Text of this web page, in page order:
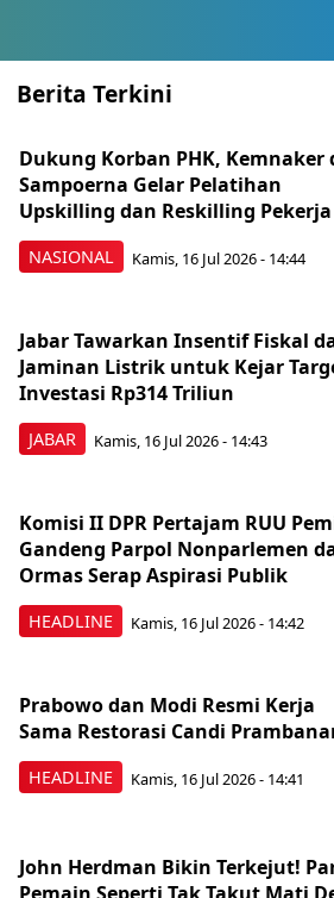
Berita Terkini
NASIONAL
Dukung Korban PHK, Kemnaker
Sampoerna Gelar Pelatihan
Upskilling dan Reskilling Pekerja
Kamis, 16 Jul 2026 - 14:44
JABAR
Jabar Tawarkan Insentif Fiskal
Jaminan Listrik untuk Kejar
Investasi Rp314 Triliun
Kamis, 16 Jul 2026 - 14:43
HEADLINE
Komisi II DPR Pertajam RUU
Gandeng Parpol Nonparlemen
Ormas Serap Aspirasi Publik
Kamis, 16 Jul 2026 - 14:42
HEADLINE
Prabowo dan Modi Resmi Kerja
Sama Restorasi Candi
Kamis, 16 Jul 2026 - 14:41
John Herdman Bikin Terkejut!